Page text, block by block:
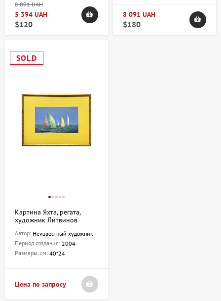
8 091 UAH
5 394 UAH
$120
8 091 UAH
$180
SOLD
Картина Яхта, регата,
художник Литвинов
Автор: Неизвестный художник
Период создания: 2004
Размеры, см: 40*24
Цена по запросу